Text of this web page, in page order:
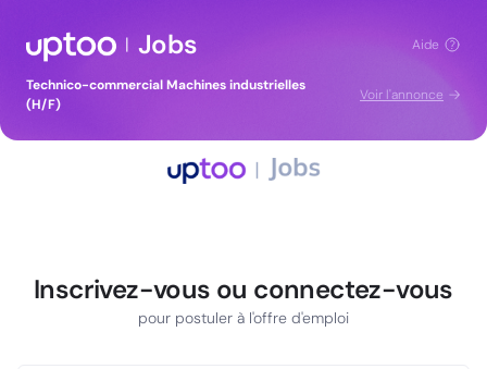
| Jobs Aide
Technico-commercial Machines industrielles
(H/F)
Voir l'annonce
Inscrivez-vous ou connectez-vous
pour postuler à l'offre d'emploi